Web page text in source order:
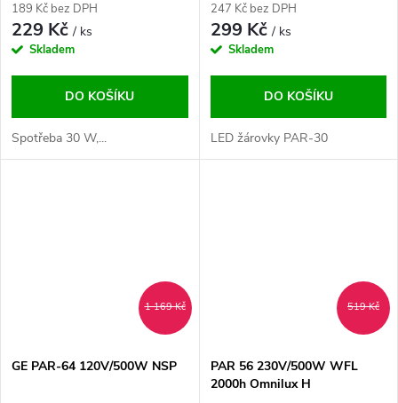
189 Kč bez DPH
229 Kč/ ks
Skladem
DO KOŠÍKU
Spotřeba 30 W,...
247 Kč bez DPH
299 Kč/ ks
Skladem
DO KOŠÍKU
LED žárovky PAR-30
1 169 Kč
GE PAR-64 120V/500W NSP
519 Kč
PAR 56 230V/500W WFL
2000h Omnilux H